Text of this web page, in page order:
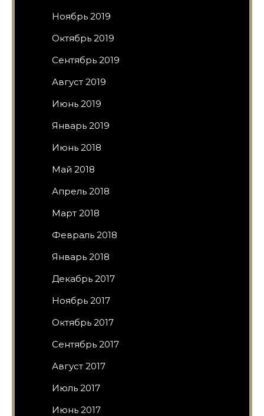
Ноябрь 2019
Октябрь 2019
Сентябрь 2019
Август 2019
Июнь 2019
Январь 2019
Июнь 2018
Май 2018
Апрель 2018
Март 2018
Февраль 2018
Январь 2018
Декабрь 2017
Ноябрь 2017
Октябрь 2017
Сентябрь 2017
Август 2017
Июль 2017
Июнь 2017